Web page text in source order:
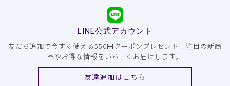
LINE公式アカウント
友だち追加で今すぐ使える550円クーポンプレゼント！注目の新商
品やお得な情報をいち早くお届けします。
友達追加はこちら